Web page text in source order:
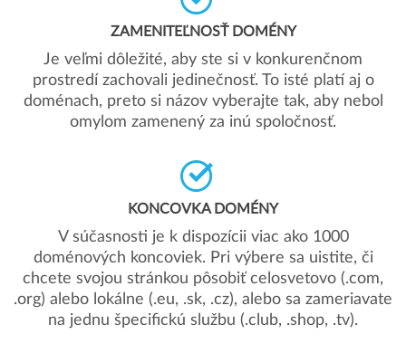
ZAMENITEĽNOSŤ DOMÉNY
Je veľmi dôležité, aby ste si v konkurenčnom
prostredí zachovali jedinečnosť. To isté platí aj o
doménach, preto si názov vyberajte tak, aby nebol
omylom zamenený za inú spoločnosť.
KONCOVKA DOMÉNY
V súčasnosti je k dispozícii viac ako 1000
doménových koncoviek. Pri výbere sa uistite, či
chcete svojou stránkou pôsobiť celosvetovo (.com,
.org) alebo lokálne (.eu, .sk, .cz), alebo sa zameriavate
na jednu špecifickú službu (.club, .shop, .tv).